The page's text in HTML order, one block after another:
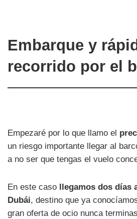
Embarque y
recorrido por el
Empezaré por lo que llamo el
un riesgo importante llegar al
a no ser que tengas el vuelo
En este caso
llegamos dos
Dubái, destino que ya
gran oferta de ocio nunca